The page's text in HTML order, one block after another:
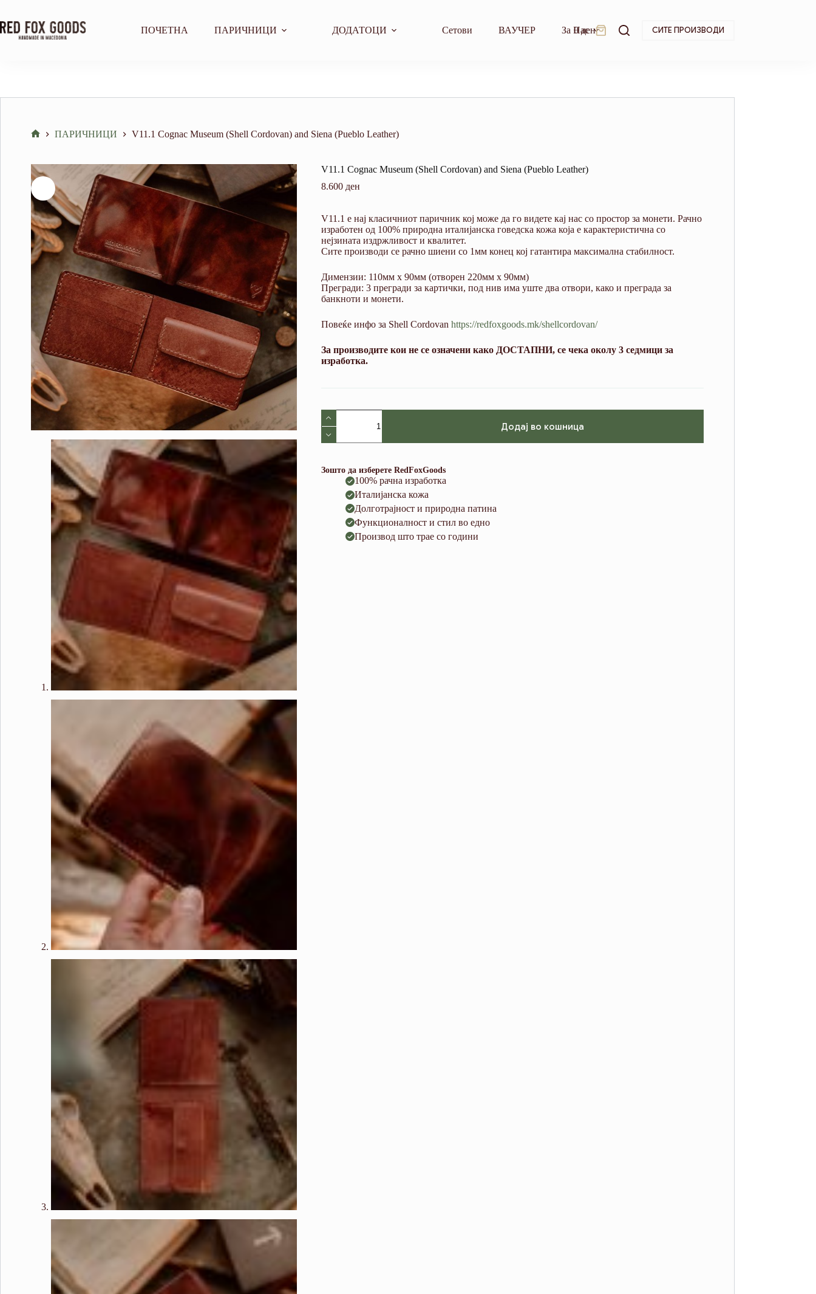
content
ПОЧЕТНА ПАРИЧНИЦИ ДОДАТОЦИ Сетови ВАУЧЕР За Нас
Shopping
0ден СИТЕ ПРОИЗВОДИ
ПАРИЧНИЦИ V11.1 Cognac Museum (Shell Cordovan) and Siena (Pueblo Leather)
V11.1 Cognac Museum (Shell Cordovan) and Siena (Pueblo Leather)
8.600 ден
V11.1 е нај класичниот паричник кој може да го видете кај нас со простор за монети. Рачно
изработен од 100% природна италијанска говедска кожа која е карактеристична со
нејзината издржливост и квалитет.
Сите производи се рачно шиени со 1мм конец кој гатантира максимална стабилност.
Димензии: 110мм х 90мм (отворен 220мм х 90мм)
Прегради: 3 прегради за картички, под нив има уште два отвори, како и преграда за
банкноти и монети.
Повеќе инфо за Shell Cordovan https://redfoxgoods.mk/shellcordovan/
За производите кои не се означени како ДОСТАПНИ, се чека околу 3 седмици за
изработка.
V11.1
Cognac
Museum
(Shell
and
Siena
(Pueblo
Leather)
количина
Додај во кошница
Зошто да изберете RedFoxGoods
100% рачна изработка
Италијанска кожа
Долготрајност и природна патина
Функционалност и стил во едно
Производ што трае со години